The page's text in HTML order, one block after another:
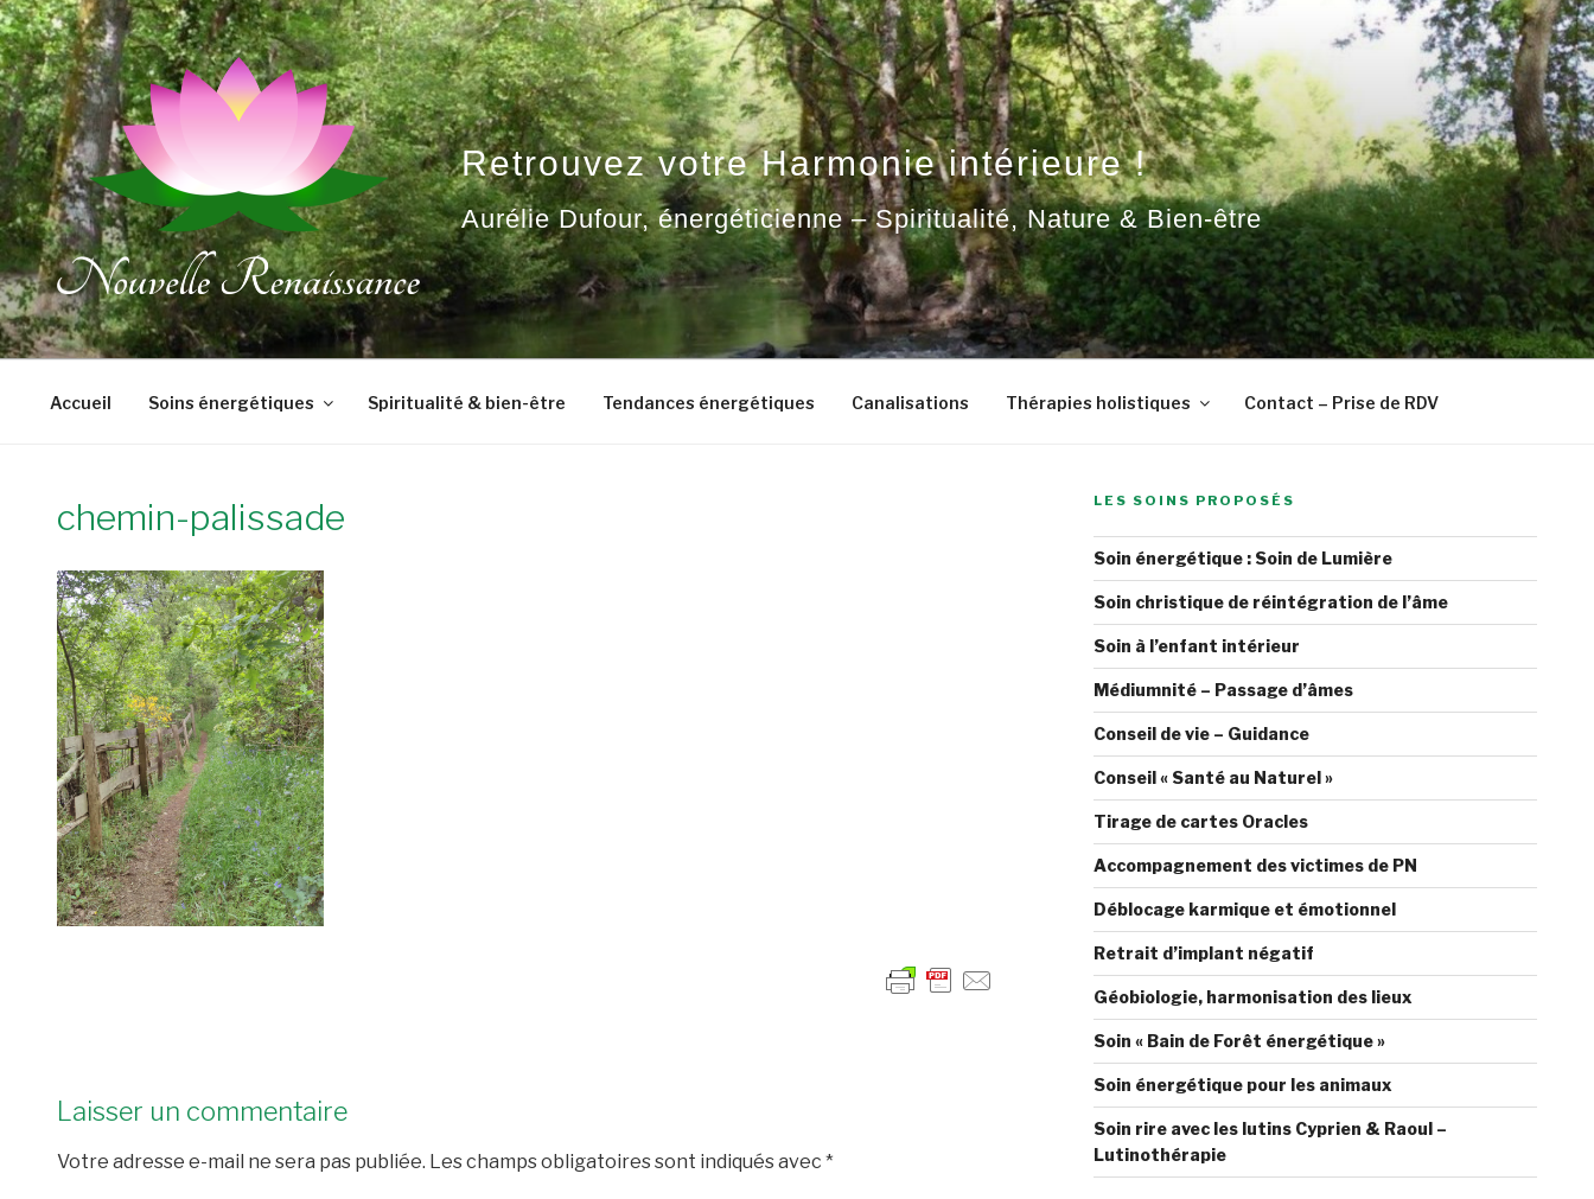
Aller
au
contenu
principal
Retrouvez votre Harmonie intérieure !
Aurélie Dufour, énergéticienne – Spiritualité, Nature & Bien-être
Accueil Soins énergétiques Spiritualité & bien-être Tendances énergétiques Canalisations Thérapies holistiques Contact – Prise de RDV
chemin-palissade
Laisser un commentaire
Votre adresse e-mail ne sera pas publiée. Les champs obligatoires sont indiqués avec *
LES SOINS PROPOSÉS
Soin énergétique : Soin de Lumière
Soin christique de réintégration de l’âme
Soin à l’enfant intérieur
Médiumnité – Passage d’âmes
Conseil de vie – Guidance
Conseil « Santé au Naturel »
Tirage de cartes Oracles
Accompagnement des victimes de PN
Déblocage karmique et émotionnel
Retrait d’implant négatif
Géobiologie, harmonisation des lieux
Soin « Bain de Forêt énergétique »
Soin énergétique pour les animaux
Soin rire avec les lutins Cyprien & Raoul –
Lutinothérapie